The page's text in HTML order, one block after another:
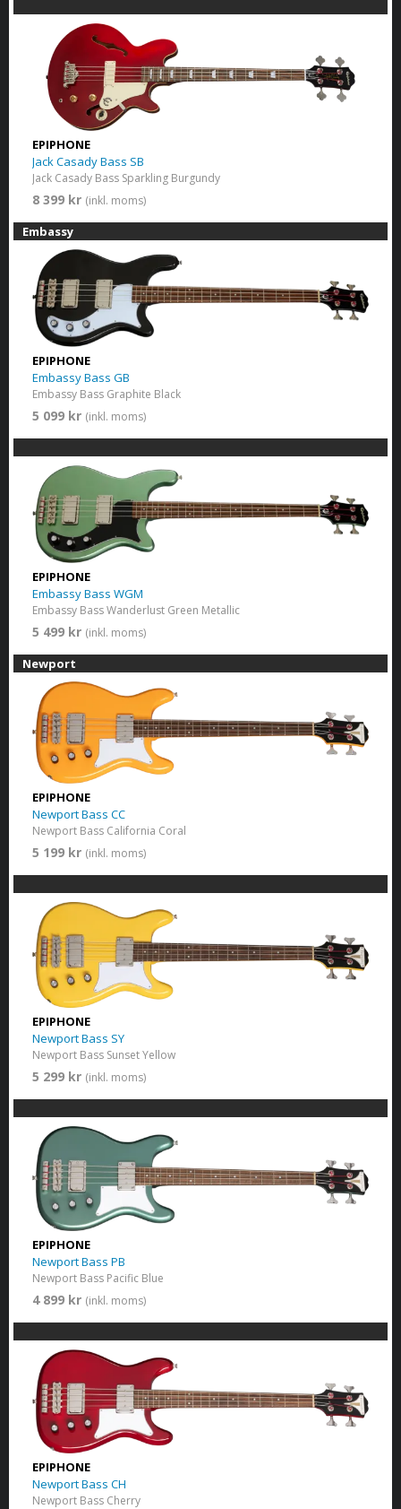
EPIPHONE
Jack Casady Bass SB
Jack Casady Bass Sparkling Burgundy
8 399 kr (inkl. moms)
Embassy
EPIPHONE
Embassy Bass GB
Embassy Bass Graphite Black
5 099 kr (inkl. moms)
EPIPHONE
Embassy Bass WGM
Embassy Bass Wanderlust Green Metallic
5 499 kr (inkl. moms)
Newport
EPIPHONE
Newport Bass CC
Newport Bass California Coral
5 199 kr (inkl. moms)
EPIPHONE
Newport Bass SY
Newport Bass Sunset Yellow
5 299 kr (inkl. moms)
EPIPHONE
Newport Bass PB
Newport Bass Pacific Blue
4 899 kr (inkl. moms)
EPIPHONE
Newport Bass CH
Newport Bass Cherry